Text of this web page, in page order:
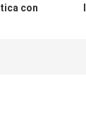
con